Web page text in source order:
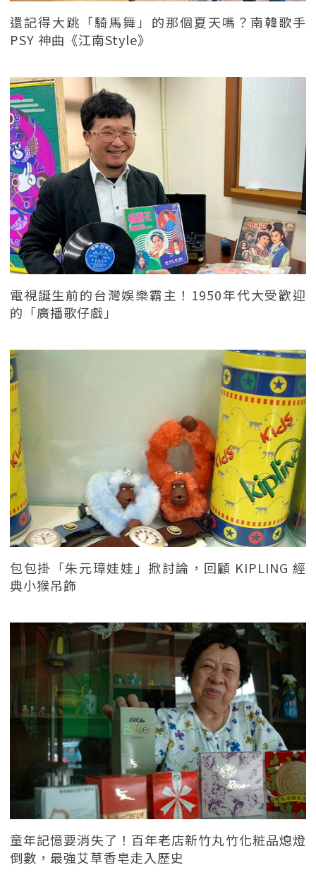
還記得大跳「騎馬舞」的那個夏天嗎？南韓歌手
PSY 神曲《江南Style》
電視誕生前的台灣娛樂霸主！1950年代大受歡迎
的「廣播歌仔戲」
包包掛「朱元璋娃娃」掀討論，回顧 KIPLING 經
典小猴吊飾
童年記憶要消失了！百年老店新竹丸竹化粧品熄燈
倒數，最強艾草香皂走入歷史